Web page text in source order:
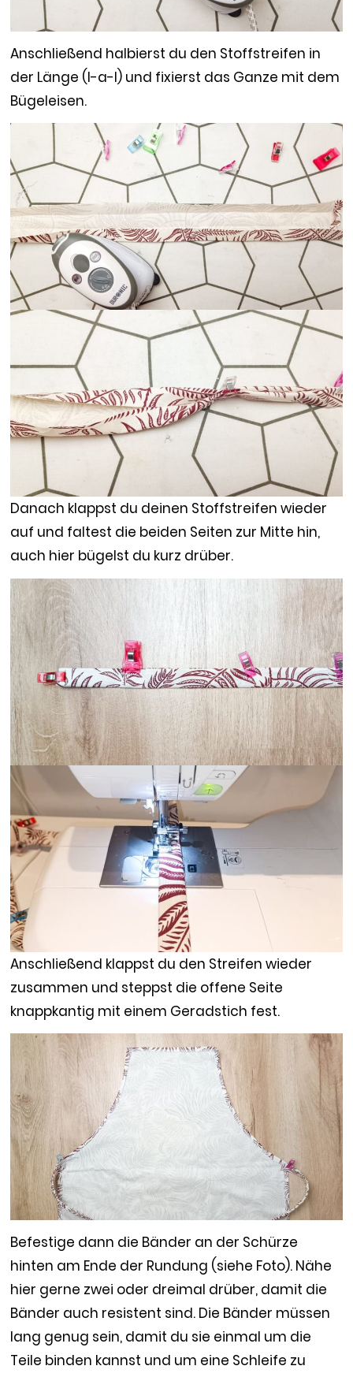
Anschließend halbierst du den Stoffstreifen in
der Länge (l-a-l) und fixierst das Ganze mit dem
Bügeleisen.
Danach klappst du deinen Stoffstreifen wieder
auf und faltest die beiden Seiten zur Mitte hin,
auch hier bügelst du kurz drüber.
Anschließend klappst du den Streifen wieder
zusammen und steppst die offene Seite
knappkantig mit einem Geradstich fest.
Befestige dann die Bänder an der Schürze
hinten am Ende der Rundung (siehe Foto). Nähe
hier gerne zwei oder dreimal drüber, damit die
Bänder auch resistent sind. Die Bänder müssen
lang genug sein, damit du sie einmal um die
Teile binden kannst und um eine Schleife zu